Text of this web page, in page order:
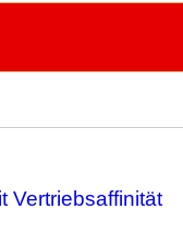
Vertriebsaffinität